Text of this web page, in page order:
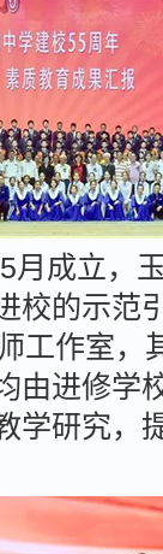
月成立，
校的示范
工作室，
由进修学
学研究，